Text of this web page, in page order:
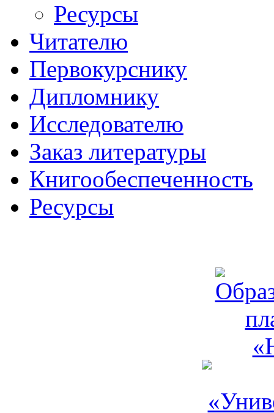
Ресурсы
Читателю
Первокурснику
Дипломнику
Исследователю
Заказ литературы
Книгообеспеченность
Ресурсы